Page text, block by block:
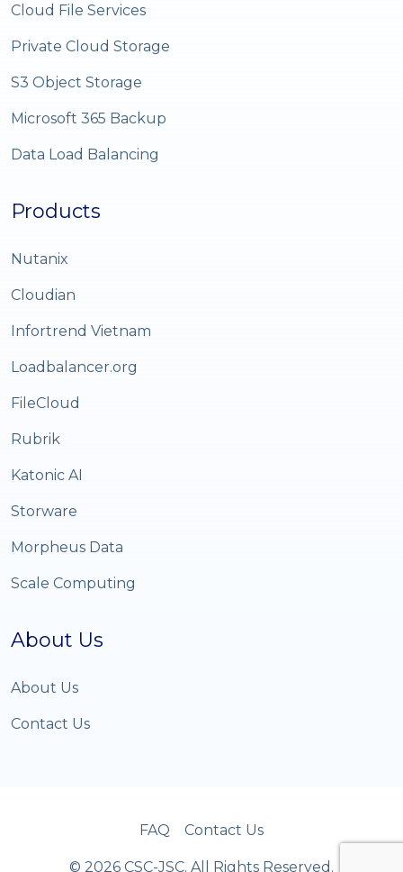
Cloud File Services
Private Cloud Storage
S3 Object Storage
Microsoft 365 Backup
Data Load Balancing
Products
Nutanix
Cloudian
Infortrend Vietnam
Loadbalancer.org
FileCloud
Rubrik
Katonic AI
Storware
Morpheus Data
Scale Computing
About Us
About Us
Contact Us
FAQ Contact Us
© 2026 CSC-JSC. All Rights Reserved.